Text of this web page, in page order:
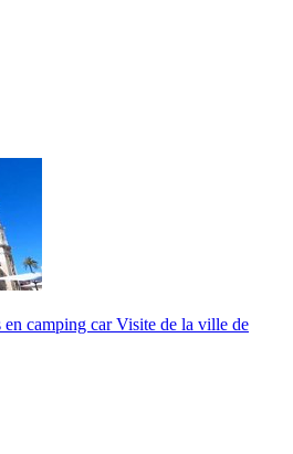
camping car Visite de la ville de